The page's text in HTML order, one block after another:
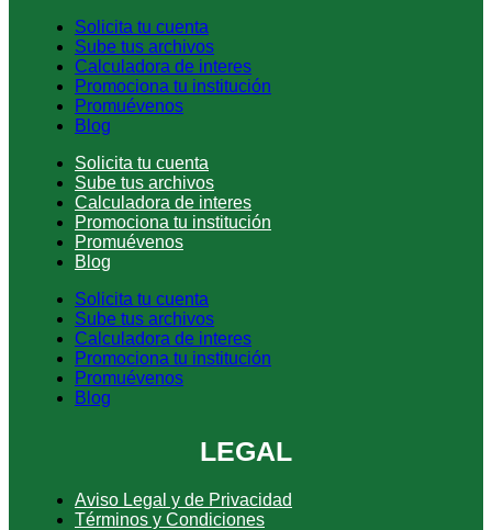
Solicita tu cuenta
Sube tus archivos
Calculadora de interes
Promociona tu institución
Promuévenos
Blog
Solicita tu cuenta
Sube tus archivos
Calculadora de interes
Promociona tu institución
Promuévenos
Blog
Solicita tu cuenta
Sube tus archivos
Calculadora de interes
Promociona tu institución
Promuévenos
Blog
LEGAL
Aviso Legal y de Privacidad
Términos y Condiciones